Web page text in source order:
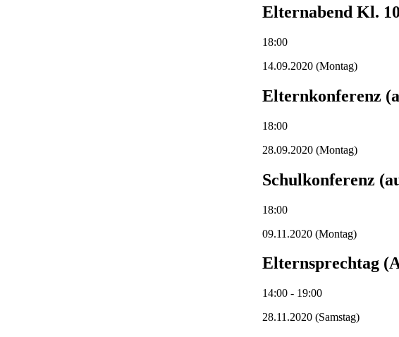
Elternabend Kl.
18:00
14.09.2020 (Montag)
Elternkonferenz
18:00
28.09.2020 (Montag)
Schulkonferenz
18:00
09.11.2020 (Montag)
Elternsprechtag
14:00 - 19:00
28.11.2020 (Samstag)